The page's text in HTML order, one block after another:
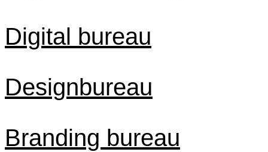
Digital bureau
Designbureau
Branding bureau